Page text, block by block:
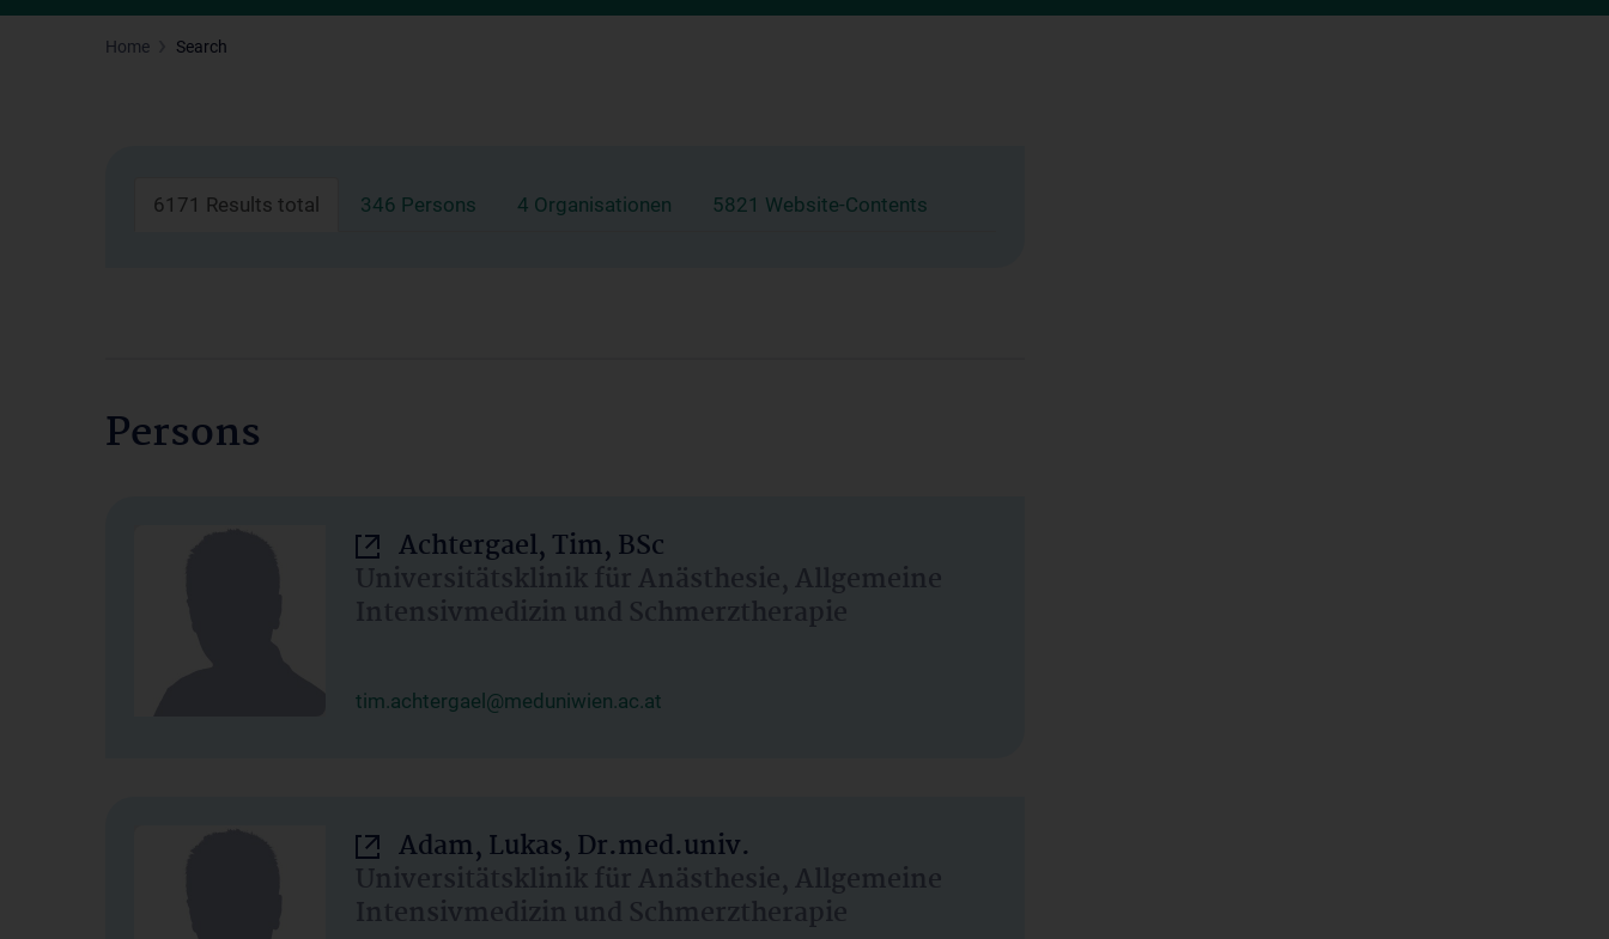
Home Search
6171 Results total 346 Persons 4 Organisationen 5821 Website-Contents
Persons
Achtergael, Tim, BSc
Universitätsklinik für Anästhesie, Allgemeine
Intensivmedizin und Schmerztherapie
tim.achtergael@meduniwien.ac.at
Adam, Lukas, Dr.med.univ.
Universitätsklinik für Anästhesie, Allgemeine
Intensivmedizin und Schmerztherapie